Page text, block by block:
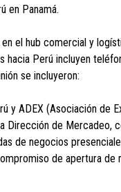
en Panamá.
el hub comercial y
Perú incluyen
se incluyeron:
y ADEX (Asociación de
Dirección de Mercadeo,
de negocios
de apertura